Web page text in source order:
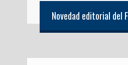
Novedad editorial del